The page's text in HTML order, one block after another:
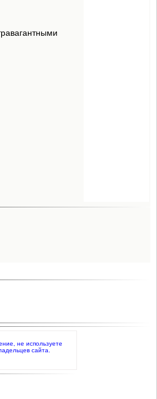
не используете
сайта.